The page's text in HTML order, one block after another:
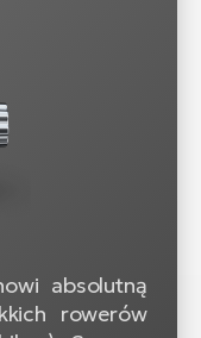
absolutną
rowerów